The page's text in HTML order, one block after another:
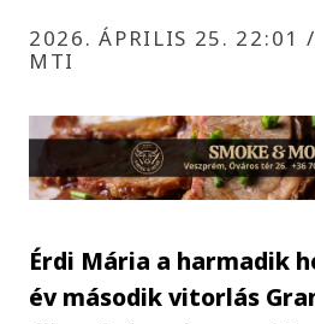
2026. ÁPRILIS 25. 22:01
MTI
Érdi Mária a harmadik
év második vitorlás